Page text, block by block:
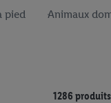
pied Animaux
1286 produits